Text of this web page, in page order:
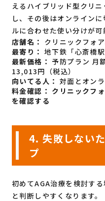
えるハイブリッド型クリ
し、その後はオンライン
ルに合わせた使い分けが可
店舗名： クリニックフォ
最寄り： 地下鉄「心斎橋
最新価格： 予防プラン 月
13,013円（税込）
向いてる人： 対面とオン
料金確認： クリニックフ
を確認する
4. 失敗しない
プ
初めてAGA治療を検討す
と判断しやすくなります。